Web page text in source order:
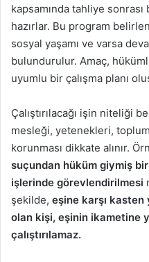
kapsamında tahliye
hazırlar. Bu program
sosyal yaşamı ve varsa
bulundurulur. Amaç,
uyumlu bir çalışma planı
Çalıştırılacağı işin niteliği
mesleği, yetenekleri,
korunması dikkate alınır.
suçundan hüküm giymiş
işlerinde görevlendirilmesi
şekilde, eşine karşı
olan kişi, eşinin ikametine
çalıştırılamaz.